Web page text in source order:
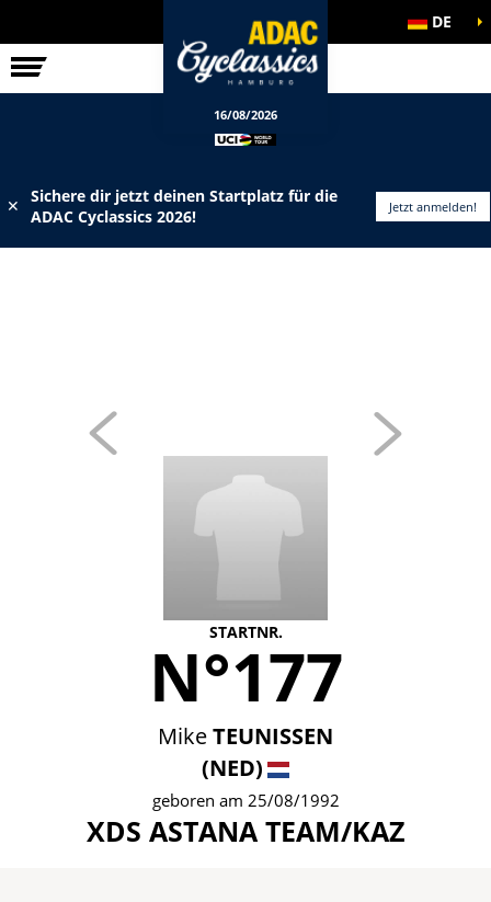
RENNEN DE
16/08/2026
✕
Sichere dir jetzt deinen Startplatz für die
ADAC Cyclassics 2026!
Jetzt anmelden!
STARTNR.
N°177
MikeTEUNISSEN
(NED)
geboren am 25/08/1992
XDS ASTANA TEAM/KAZ